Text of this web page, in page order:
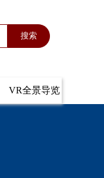
搜索
VR全景导览